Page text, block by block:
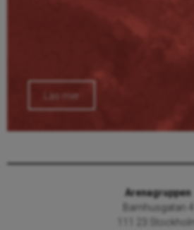
Läs mer
Arenagruppen
Barnhusgatan 4
111 23 Stockholm